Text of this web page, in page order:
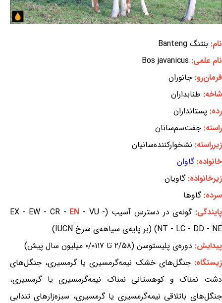
نام: بنتنگ Banteng
نام علمی: Bos javanicus
فرمان‌رو: جانوران
شاخه: طنابداران
رده: پستانداران
راسته: جفت‌سم‌سانان
زیرراسته: نشخوارکننده‌سانیان
خانواده:گاوان
زیرخانواده:گاویان
سرده:گاوها
پایندگی:گونه‌ی در دسترس آسیب (EX - EW - CR - EN - VU -
NT - LC - DD - NE) (بر پایه‌ی سیاهه‌ی سرخ IUCN)
پیدایش: دوره‌ی پلیستوسن (۲/۵۸ تا ۰/۰۱۱۷ میلیون سال پیش)
زیستگاه:جنگل‌های خشک نیمه‌گرمسیری یا گرمسیری، جنگل‌های
دشت نمناک و کوهستانی نمناک نیمه‌گرمسیری یا گرمسیری،
جنگل‌های باتلاقی نیمه‌گرمسیری یا گرمسیری، سبزه‌زارهای تندابی